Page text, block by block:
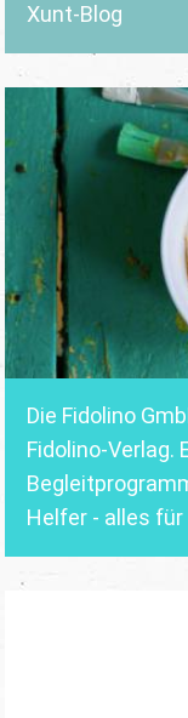
Xunt-Blog
Die Fidolino
Fidolino-Verlag.
Helfer - alles für